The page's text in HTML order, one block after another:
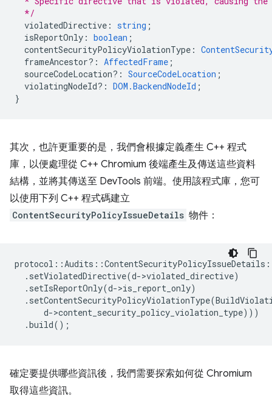
  */
violatedDirective : string ;
isReportOnly : boolean ;
contentSecurityPolicyViolationType :
frameAncestor? : AffectedFrame ;
sourceCodeLocation? : SourceCodeLocation ;
violatingNodeId? : DOM.BackendNodeId ;
}
其次，也許更重要的是，我們會根據定義產生 C++ 程式
庫，以便處理從 C++ Chromium 後端產生及傳送這些資料
結構，並將其傳送至 DevTools 前端。使用該程式庫，您可
以使用下列 C++ 程式碼建立
ContentSecurityPolicyIssueDetails 物件：
protocol ::Audits ::ContentSecurityPolicyIssueDetails
. setViolatedDirective(d->violated_directive)
. setIsReportOnly(d->is_report_only)
. setContentSecurityPolicyViolationType(
d->content_security_policy_violation_type)))
.build();
確定要提供哪些資訊後，我們需要探索如何從 Chromium
取得這些資訊。